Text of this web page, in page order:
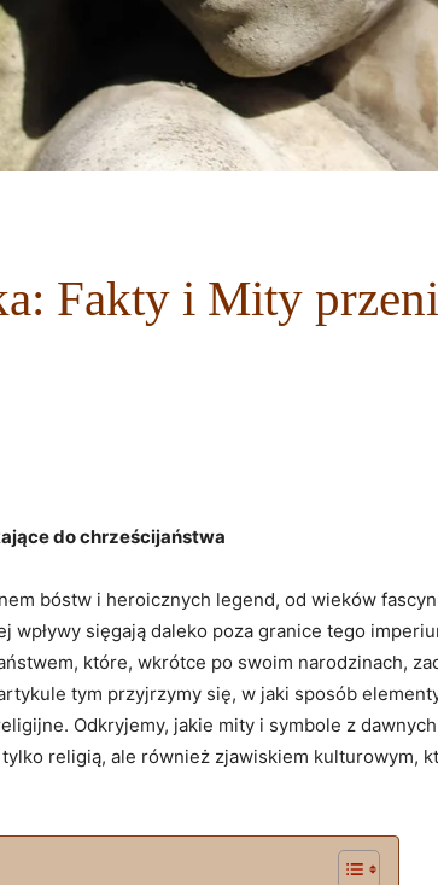
Fakty i Mity
do chrześcijaństwa
bóstw i⁣ heroicznych legend, od wieków‌
wpływy⁢ sięgają daleko‍ poza ‌granice tego
które, wkrótce⁢ po swoim narodzinach,
tym przyjrzymy się, w jaki sposób⁢
Odkryjemy, jakie mity​ i⁢ symbole z
religią, ale również⁤ zjawiskiem ​kulturowym,